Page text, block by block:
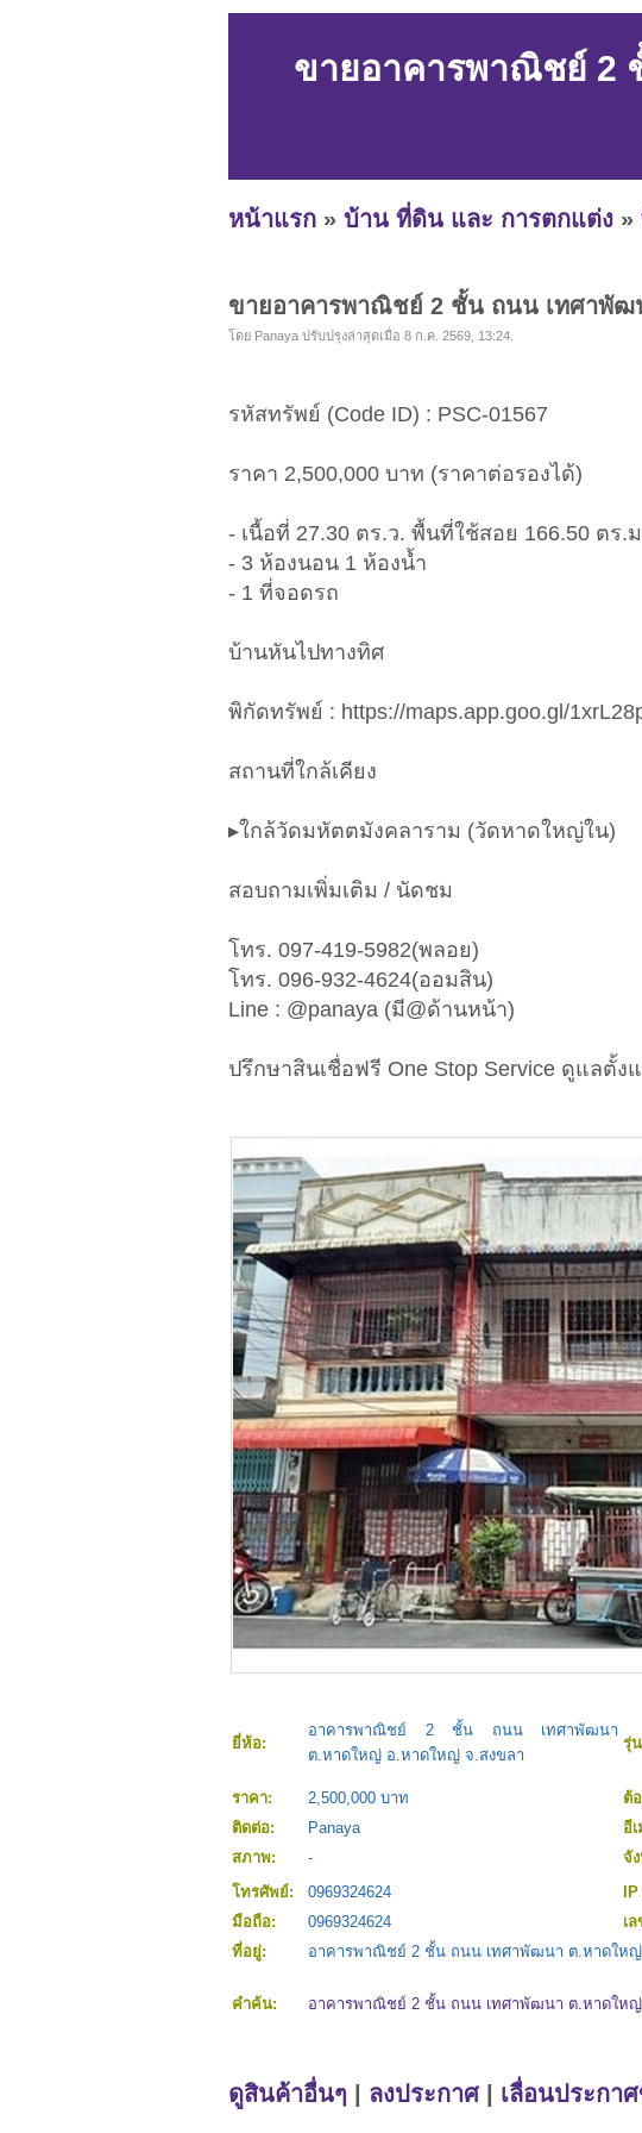
ขายอาคารพาณิชย์ 2
หน้าแรก » บ้าน ที่ดิน และ การตกแต่ง »
ขายอาคารพาณิชย์ 2 ชั้น ถนน เทศาพั
โดย Panaya ปรับปรุงล่าสุดเมื่อ 8 ก.ค. 2569, 13:24.
รหัสทรัพย์ (Code ID) : PSC-01567
ราคา 2,500,000 บาท (ราคาต่อรองได้)
- เนื้อที่ 27.30 ตร.ว. พื้นที่ใช้สอย 166.50 ตร.
- 3 ห้องนอน 1 ห้องน้ำ
- 1 ที่จอดรถ
บ้านหันไปทางทิศ
พิกัดทรัพย์ : https://maps.app.goo.gl/
สถานที่ใกล้เคียง
▸ใกล้วัดมหัตตมังคลาราม (วัดหาดใหญ่ใน)
สอบถามเพิ่มเติม / นัดชม
โทร. 097-419-5982(พลอย)
โทร. 096-932-4624(ออมสิน)
Line : @panaya (มี@ด้านหน้า)
ปรึกษาสินเชื่อฟรี One Stop Service ดูแล
ยี่ห้อ:
อาคารพาณิชย์ 2 ชั้น ถนน เทศาพัฒนา
ต.หาดใหญ่ อ.หาดใหญ่ จ.สงขลา
รุ่
ราคา:
2,500,000 บาท ต้
ติดต่อ:
Panaya
อี
สภาพ:
- จั
โทรศัพย์:
0969324624
มือถือ:
0969324624 เ
ที่อยู่:
อาคารพาณิชย์ 2 ชั้น ถนน เทศาพัฒนา ต.หาดให
คำค้น: อาคารพาณิชย์ 2 ชั้น ถนน เทศาพัฒนา ต.หาดให
ดูสินค้าอื่นๆ ลงประกาศ| เลื่อนประกา